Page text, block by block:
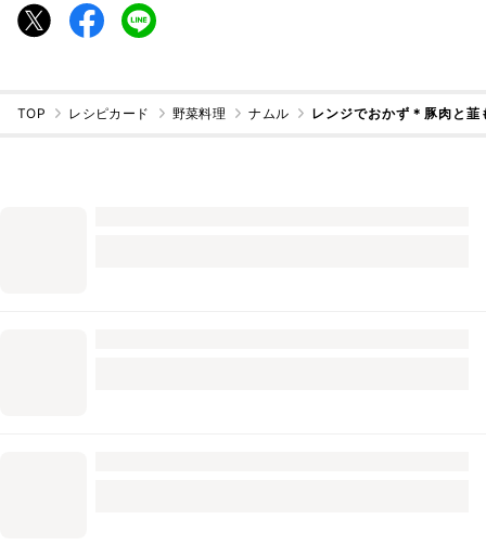
TOP レシピカード 野菜料理 ナムル レンジでおかず＊豚肉と韮